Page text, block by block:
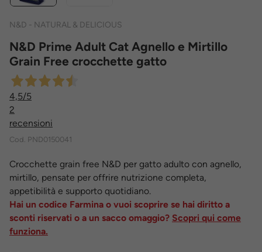
N&D - NATURAL & DELICIOUS
N&D Prime Adult Cat Agnello e Mirtillo
Grain Free crocchette gatto
4,5/5
2
recensioni
Cod. PND0150041
Crocchette grain free N&D per gatto adulto con agnello,
mirtillo, pensate per offrire nutrizione completa,
appetibilità e supporto quotidiano.
Hai un codice Farmina o vuoi scoprire se hai diritto a
sconti riservati o a un sacco omaggio? Scopri qui come
funziona.